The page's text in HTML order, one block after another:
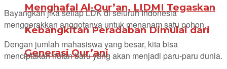
Menghafal Al-Qur’an, LIDMI Tegaskan
Kebangkitan Peradaban Dimulai dari
Generasi Qur’ani
Bayangkan jika setiap LDK di seluruh Indonesia
menggerakkan anggotanya untuk menanam satu pohon.
Dengan jumlah mahasiswa yang besar, kita bisa
menciptakan hutan baru yang akan menjadi paru-paru dunia.